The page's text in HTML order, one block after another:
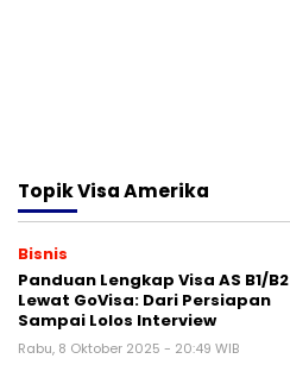
TopikVisa Amerika
Bisnis
Panduan Lengkap Visa AS B1/B2
Lewat GoVisa: Dari Persiapan
Sampai Lolos Interview
Rabu, 8 Oktober 2025 - 20:49 WIB